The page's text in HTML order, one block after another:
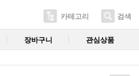
카테고리 검색
장바구니 관심상품